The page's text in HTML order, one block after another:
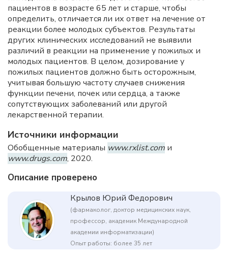
пациентов в возрасте 65 лет и старше, чтобы
определить, отличается ли их ответ на лечение от
реакции более молодых субъектов. Результаты
других клинических исследований не выявили
различий в реакции на применение у пожилых и
молодых пациентов. В целом, дозирование у
пожилых пациентов должно быть осторожным,
учитывая большую частоту случаев снижения
функции печени, почек или сердца, а также
сопутствующих заболеваний или другой
лекарственной терапии.
Источники информации
Обобщенные материалы www.rxlist.com и
www.drugs.com, 2020.
Описание проверено
Крылов Юрий Федорович
(фармаколог, доктор медицинских наук,
профессор, академик Международной
академии информатизации)
Опыт работы: более 35 лет